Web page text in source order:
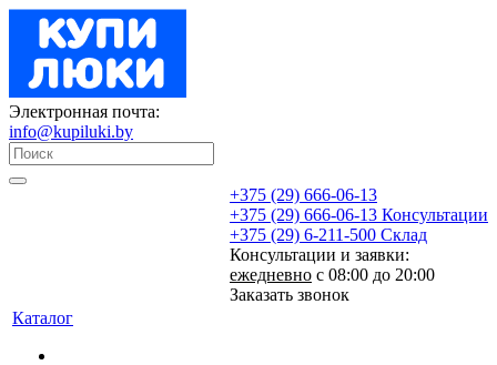
Электронная почта:
info@kupiluki.by
+375 (29) 666-06-13
+375 (29) 666-06-13 Консультации
+375 (29) 6-211-500 Склад
Консультации и заявки:
ежедневно с 08:00 до 20:00
Заказать звонок
Каталог